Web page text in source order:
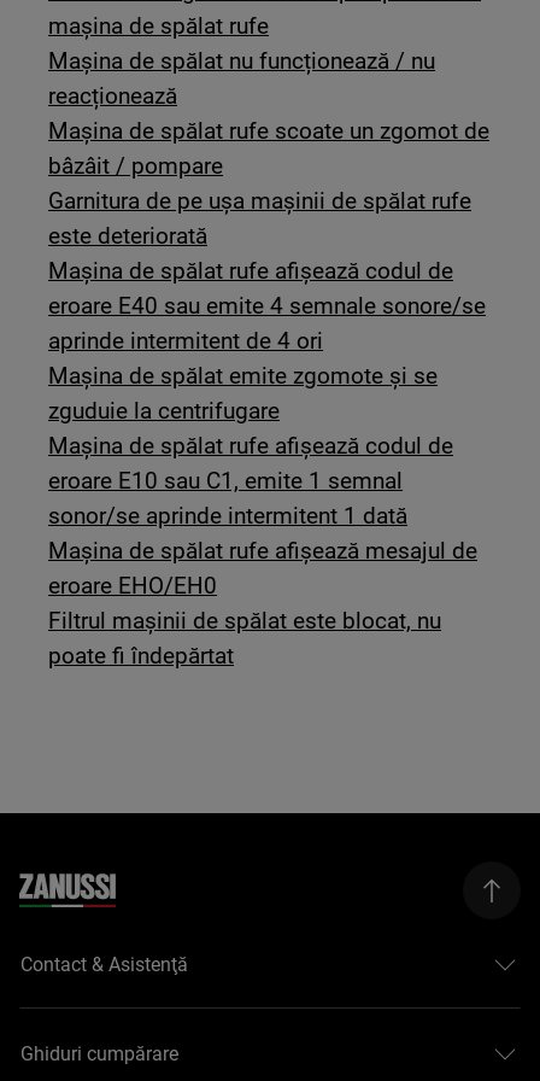
mașina de spălat rufe
Mașina de spălat nu funcționează / nu
reacționează
Mașina de spălat rufe scoate un zgomot de
bâzâit / pompare
Garnitura de pe ușa mașinii de spălat rufe
este deteriorată
Mașina de spălat rufe afișează codul de
eroare E40 sau emite 4 semnale sonore/se
aprinde intermitent de 4 ori
Maşina de spălat emite zgomote şi se
zguduie la centrifugare
Mașina de spălat rufe afișează codul de
eroare E10 sau C1, emite 1 semnal
sonor/se aprinde intermitent 1 dată
Mașina de spălat rufe afișează mesajul de
eroare EHO/EH0
Filtrul mașinii de spălat este blocat, nu
poate fi îndepărtat
Contact & Asistenţă
Ghiduri cumpărare